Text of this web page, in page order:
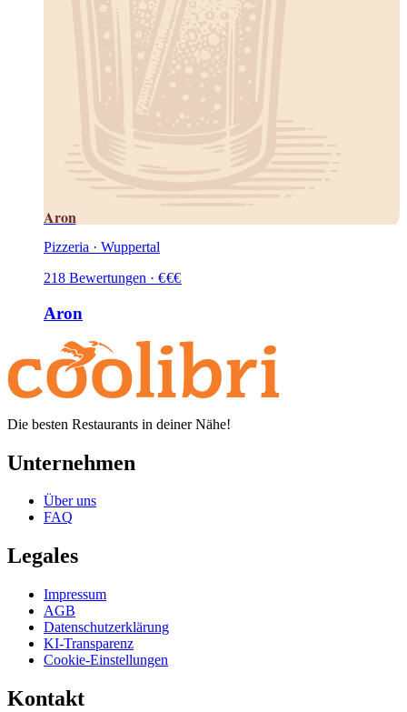
Aron
Pizzeria · Wuppertal
218 Bewertungen · €€€
Aron
Die besten Restaurants in deiner Nähe!
Unternehmen
Über uns
FAQ
Legales
Impressum
AGB
Datenschutzerklärung
KI-Transparenz
Cookie-Einstellungen
Kontakt